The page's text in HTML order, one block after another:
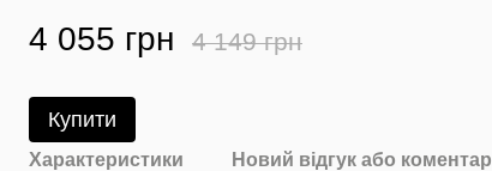
4 055 грн 4 149 грн
Купити
Характеристики Новий відгук або коментар